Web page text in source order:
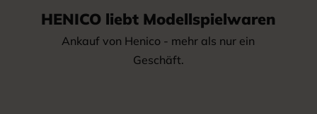
HENICO liebt Modellspielwaren
Ankauf von Henico - mehr als nur ein
Geschäft.